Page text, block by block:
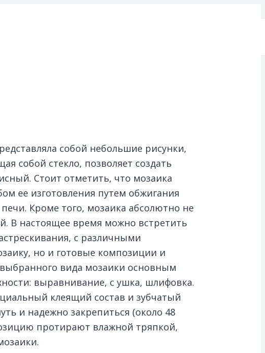
собой небольшие рисунки,
собой стекло, позволяет создать
Стоит отметить, что мозаика
ее изготовления путем обжигания
Кроме того, мозаика абсолютно не
В настоящее время можно встретить
с различными
но и готовые композиции и
вида мозаики основным
выравнивание, с ушка, шлифовка.
клеящий состав и зубчатый
и надежно закрепиться (около 48
протирают влажной тряпкой,